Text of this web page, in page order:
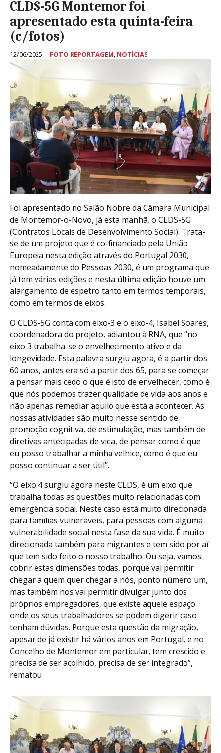
CLDS-5G Montemor foi
apresentado esta quinta-feira
(c/fotos)
12/06/2025 FOTO REPORTAGEM, NOTÍCIAS
Foi apresentado no Salão Nobre da Câmara Municipal
de Montemor-o-Novo, já esta manhã, o CLDS-5G
(Contratos Locais de Desenvolvimento Social). Trata-
se de um projeto que é co-financiado pela União
Europeia nesta edição através do Portugal 2030,
nomeadamente do Pessoas 2030, é um programa que
já tem várias edições e nesta última edição houve um
alargamento de espetro tanto em termos temporais,
como em termos de eixos.
O CLDS-5G conta com eixo-3 e o eixo-4, Isabel Soares,
coordenadora do projeto, adiantou à RNA, que “no
eixo 3 trabalha-se o envelhecimento ativo e da
longevidade. Esta palavra surgiu agora, é a partir dos
60 anos, antes era só a partir dos 65, para se começar
a pensar mais cedo o que é isto de envelhecer, como é
que nós podemos trazer qualidade de vida aos anos e
não apenas remediar aquilo que está a acontecer. As
nossas atividades são muito nesse sentido de
promoção cognitiva, de estimulação, mas também de
diretivas antecipadas de vida, de pensar como é que
eu posso trabalhar a minha velhice, como é que eu
posso continuar a ser útil”.
“O eixo 4 surgiu agora neste CLDS, é um eixo que
trabalha todas as questões muito relacionadas com
emergência social. Neste caso está muito direcionada
para famílias vulneráveis, para pessoas com alguma
vulnerabilidade social nesta fase da sua vida. É muito
direcionada também para migrantes e tem sido por aí
que tem sido feito o nosso trabalho. Ou seja, vamos
cobrir estas dimensões todas, porque vai permitir
chegar a quem quer chegar a nós, ponto número um,
mas também nos vai permitir divulgar junto dos
próprios empregadores, que existe aquele espaço
onde os seus trabalhadores se podem digerir caso
tenham dúvidas. Porque esta questão da migração,
apesar de já existir há vários anos em Portugal, e no
Concelho de Montemor em particular, tem crescido e
precisa de ser acolhido, precisa de ser integrado”,
rematou